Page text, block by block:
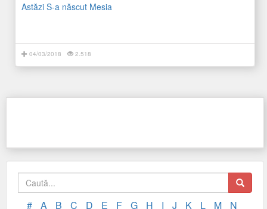
Astăzi S-a născut Mesia
04/03/2018 2.518
# A B C D E F G H I J K L M
N